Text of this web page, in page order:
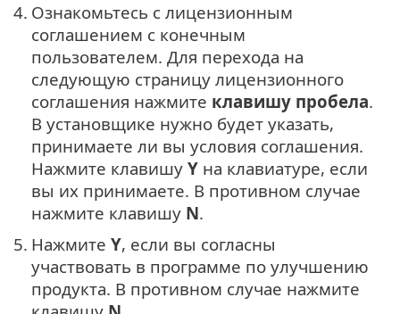
4. Ознакомьтесь с лицензионным
соглашением с конечным
пользователем. Для перехода на
следующую страницу лицензионного
соглашения нажмите клавишу пробела.
В установщике нужно будет указать,
принимаете ли вы условия соглашения.
Нажмите клавишу Y на клавиатуре, если
вы их принимаете. В противном случае
нажмите клавишу N.
5. Нажмите Y, если вы согласны
участвовать в программе по улучшению
продукта. В противном случае нажмите